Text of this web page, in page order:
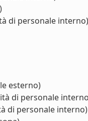
di personale interno)
esterno)
di personale
di personale interno)